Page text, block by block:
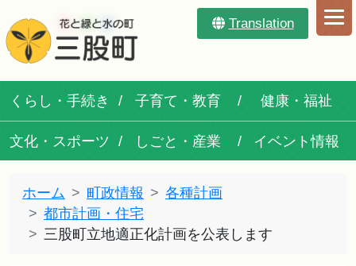
Translation
くらし・手続き 子育て・教育 健康・福祉
文化・スポーツ しごと・産業 イベント情報
ホーム 町政情報
各種計画
都市計画・住宅
三股町立地適正化計画を公表します